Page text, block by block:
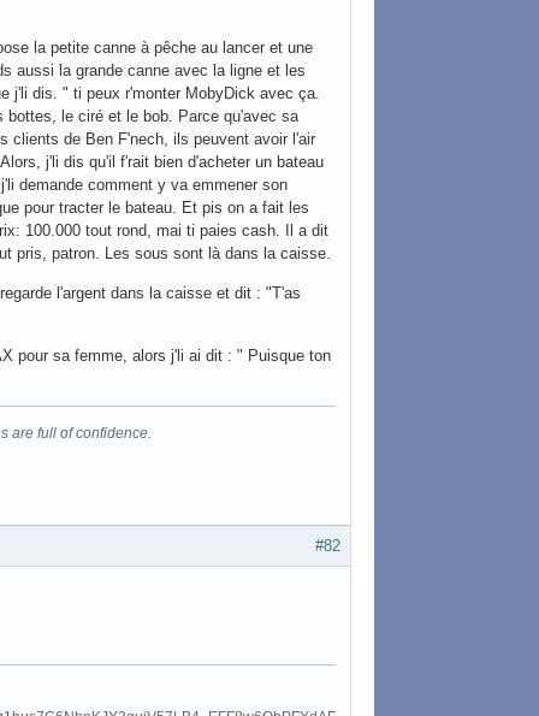
la petite canne à pêche au lancer et une
aussi la grande canne avec la ligne et les
j'li dis. " ti peux r'monter MobyDick avec ça.
bottes, le ciré et le bob. Parce qu'avec sa
clients de Ben F'nech, ils peuvent avoir l'air
j'li dis qu'il f'rait bien d'acheter un bateau
demande comment y va emmener son
pour tracter le bateau. Et pis on a fait les
100.000 tout rond, mai ti paies cash. Il a dit
pris, patron. Les sous sont là dans la caisse.
l'argent dans la caisse et dit : "T'as
pour sa femme, alors j'li ai dit : " Puisque ton
are full of confidence.
#82